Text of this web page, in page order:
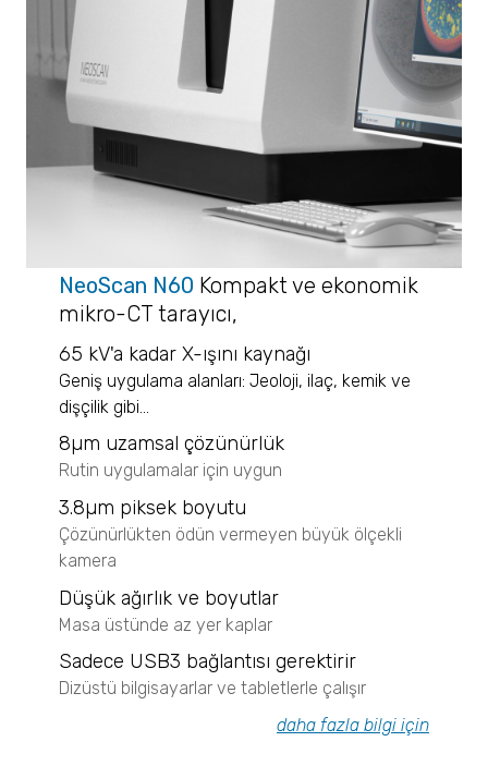
Partikül Boyut Analizi
S3500
BLUEWAVE
Aerotrac II
Nanotrac Wave II
NANOTRAC FLEX
Partikül Boyut ve Şekil Analizi
CAMSIZER S1
CAMSIZER XL
SEM ile Görüntüleme
NANOS
Micro CT 3D Görüntüleme
N60 micro-CT
N70 micro-CT
N80 micro-CT
N90 nano-CT
Nanotrac Wave II
STABINO ZETA
Stabilite ve Raf Ömrü Analizleri
TURBISCAN LAB
NeoScan N60 Kompakt ve ekonomik
mikro-CT tarayıcı,
65 kV'a kadar X-ışını kaynağı
Geniş uygulama alanları: Jeoloji, ilaç, kemik ve
dişçilik gibi...
8µm uzamsal çözünürlük
Rutin uygulamalar için uygun
3.8µm piksek boyutu
Çözünürlükten ödün vermeyen büyük ölçekli
kamera
Düşük ağırlık ve boyutlar
Masa üstünde az yer kaplar
Sadece USB3 bağlantısı gerektirir
Dizüstü bilgisayarlar ve tabletlerle çalışır
daha fazla bilgi için